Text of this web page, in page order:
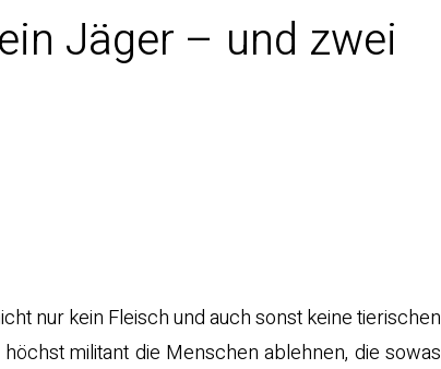
Jäger – und zwei
nur kein Fleisch und auch sonst keine tierischen
militant die Menschen ablehnen, die sowas